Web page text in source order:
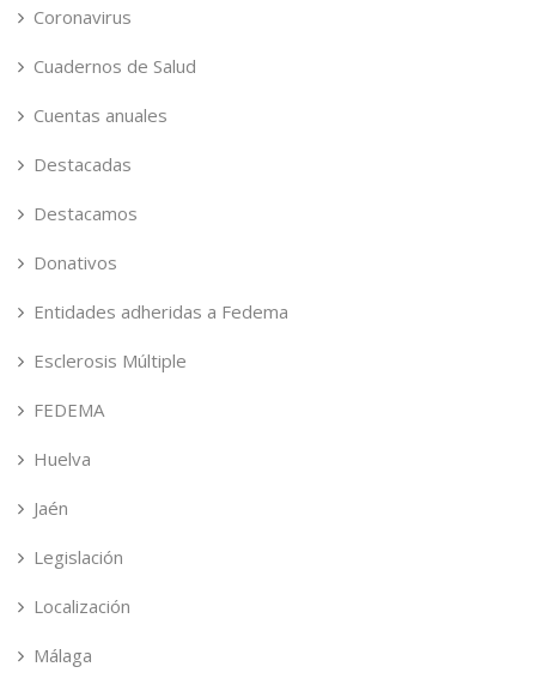
Coronavirus
Cuadernos de Salud
Cuentas anuales
Destacadas
Destacamos
Donativos
Entidades adheridas a Fedema
Esclerosis Múltiple
FEDEMA
Huelva
Jaén
Legislación
Localización
Málaga